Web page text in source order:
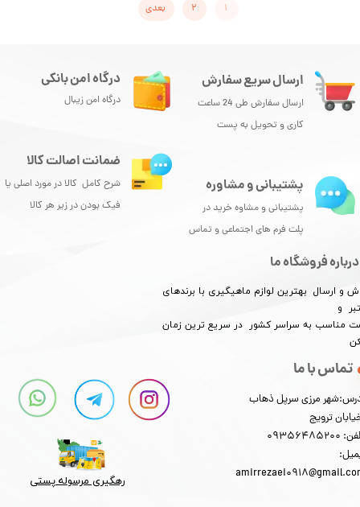
۱ ۲ بعدی
ارسال سریع سفارش
ارسال سفارش طی 24 ساعت
کاری و تحویل به پست
درباره فروشگاه ما
و ارسال بهترین لوازم ماهیگیری با برندهای
و
مناسب به سراسر کشور در سریع ترین زمان
تماس با ما
مرزی سرپل ذهاب
ترویج
درگاه امن بانکی
درگاه امن زیبال
پشتیبانی و مشاوره
پشتیبانی و مشاوه خرید در
پلت فرم های اجتماعی و تماس
ضمانت اصالت کالا
شرح کامل کالا در مورد اصلی یا
فیک بودن در زیر هر کالا
رهگیری مرسوله پستی​​​​​​​